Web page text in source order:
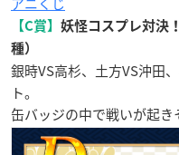
【C賞】 妖怪コスプレ対決
種）
銀時VS高杉、土方VS沖田
ト。
缶バッジの中で戦いが起き